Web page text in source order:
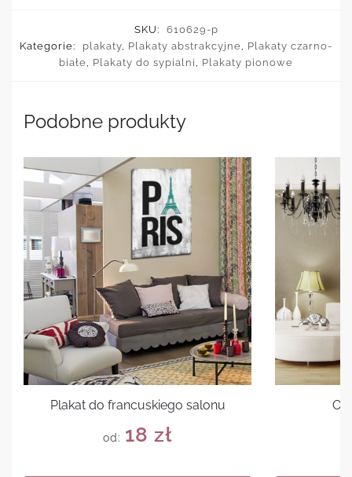
SKU:
610629-p
Kategorie:
plakaty Plakaty abstrakcyjne
Plakaty czarno-
białe
Plakaty do sypialni Plakaty pionowe
Podobne produkty
Plakat do francuskiego salonu
od: 18 zł